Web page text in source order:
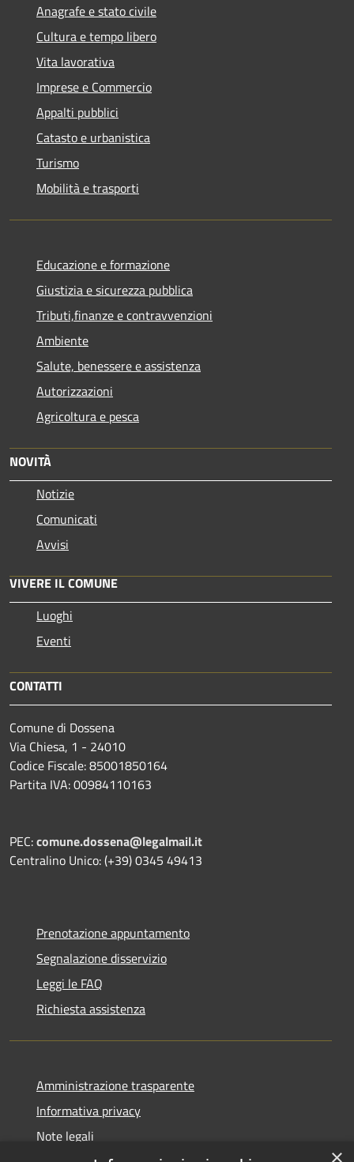
Anagrafe e stato civile
Cultura e tempo libero
Vita lavorativa
Imprese e Commercio
Appalti pubblici
Catasto e urbanistica
Turismo
Mobilità e trasporti
Educazione e formazione
Giustizia e sicurezza pubblica
Tributi,finanze e contravvenzioni
Ambiente
Salute, benessere e assistenza
Autorizzazioni
Agricoltura e pesca
NOVITÀ
Notizie
Comunicati
Avvisi
VIVERE IL COMUNE
Luoghi
Eventi
CONTATTI
Comune di Dossena
Via Chiesa, 1 - 24010
Codice Fiscale: 85001850164
Partita IVA: 00984110163
PEC:comune.dossena@legalmail.it
Centralino Unico: (+39) 0345 49413
Prenotazione appuntamento
Segnalazione disservizio
Leggi le FAQ
Richiesta assistenza
Amministrazione trasparente
Informativa privacy
Note legali